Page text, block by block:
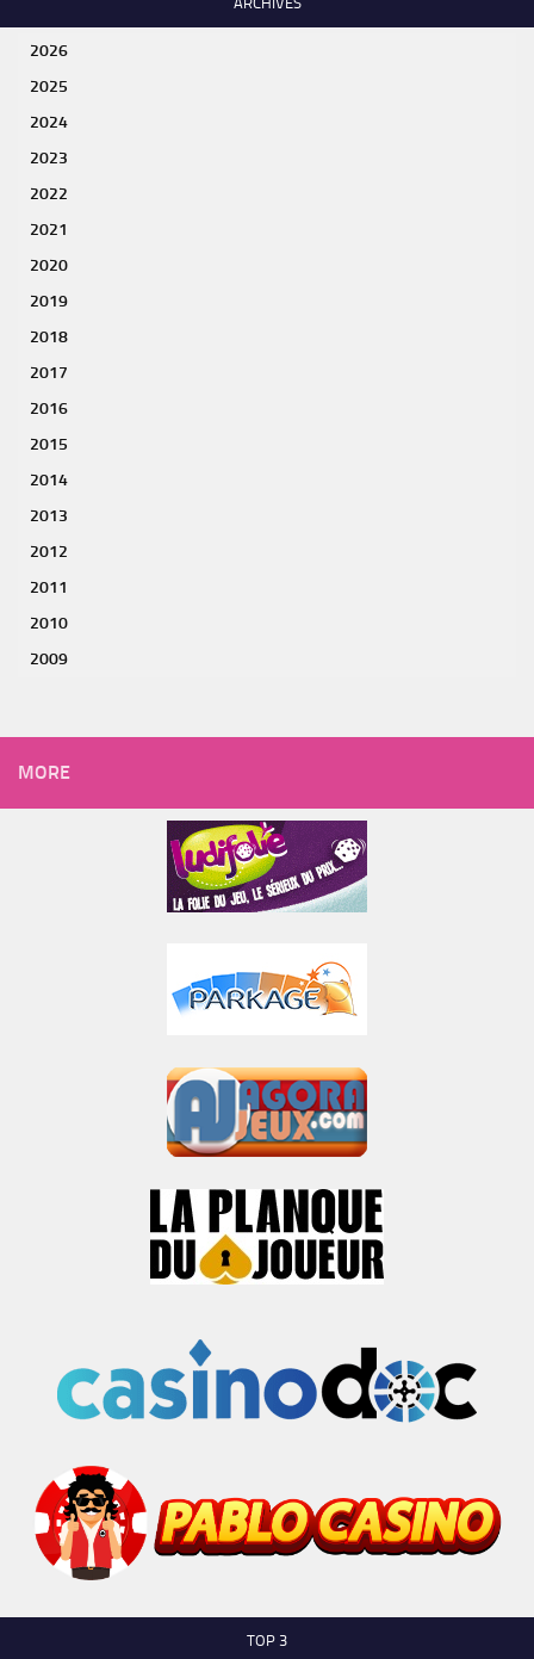
2026
2025
2024
2023
2022
2021
2020
2019
2018
2017
2016
2015
2014
2013
2012
2011
2010
2009
MORE
TOP 3